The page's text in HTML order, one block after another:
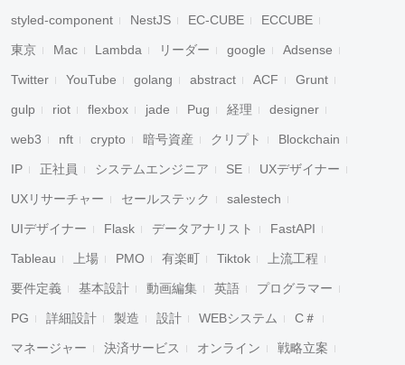
styled-component NestJS EC-CUBE ECCUBE
東京 Mac Lambda リーダー google Adsense
Twitter YouTube golang abstract ACF Grunt
gulp riot flexbox jade Pug 経理 designer
web3 nft crypto 暗号資産 クリプト Blockchain
IP 正社員 システムエンジニア SE UXデザイナー
UXリサーチャー セールステック salestech
UIデザイナー Flask データアナリスト FastAPI
Tableau 上場 PMO 有楽町 Tiktok 上流工程
要件定義 基本設計 動画編集 英語 プログラマー
PG 詳細設計 製造 設計 WEBシステム C＃
マネージャー 決済サービス オンライン 戦略立案